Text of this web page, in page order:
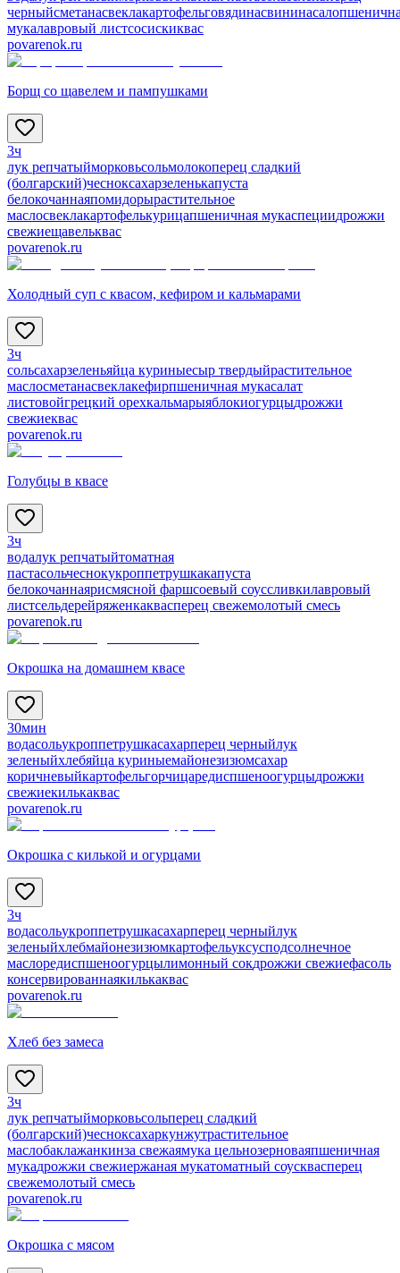
черныйсметанасвеклакартофельговядинасвининасало
мукалавровый листсосискиквас
povarenok.ru
Борщ со щавелем и пампушками
3ч
лук репчатыйморковьсольмолокоперец сладкий
(болгарский)чесноксахарзеленькапуста
белокочаннаяпомидорырастительное
маслосвеклакартофелькурицапшеничная мукаспециидрожжи
свежиещавельквас
povarenok.ru
Холодный суп с квасом, кефиром и кальмарами
3ч
сольсахарзеленьяйца куриныесыр твердыйрастительное
маслосметанасвеклакефирпшеничная мукасалат
листовойгрецкий орехкальмарыяблокиогурцыдрожжи
свежиеквас
povarenok.ru
Голубцы в квасе
3ч
водалук репчатыйтоматная
пастасольчеснокукроппетрушкакапуста
белокочаннаярисмясной фаршсоевый соуссливкилавровый
листсельдерейряженкаквасперец свежемолотый смесь
povarenok.ru
Окрошка на домашнем квасе
30мин
водасольукроппетрушкасахарперец черныйлук
зеленыйхлебяйца куриныемайонезизюмсахар
коричневыйкартофельгорчицаредиспшеноогурцыдрожжи
свежиекилькаквас
povarenok.ru
Окрошка с килькой и огурцами
3ч
водасольукроппетрушкасахарперец черныйлук
зеленыйхлебмайонезизюмкартофельуксусподсолнечное
маслоредиспшеноогурцылимонный сокдрожжи свежиефасоль
консервированнаякилькаквас
povarenok.ru
Хлеб без замеса
3ч
лук репчатыйморковьсольперец сладкий
(болгарский)чесноксахаркунжутрастительное
маслобаклажанкинза свежаямука цельнозерноваяпшеничная
мукадрожжи свежиержаная мукатоматный соусквасперец
свежемолотый смесь
povarenok.ru
Окрошка с мясом